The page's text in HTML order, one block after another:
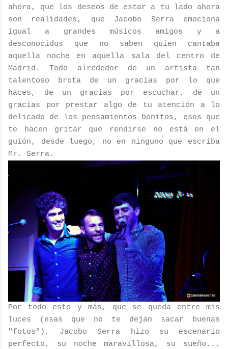
ahora, que los deseos de estar a tu lado ahora
son realidades, que Jacobo Serra emociona
igual a grandes músicos amigos y a
desconocidos que no saben quien cantaba
aquella noche en aquella sala del centro de
Madrid. Todo alrededor de un artista tan
talentoso brota de un gracias por lo que
haces, de un gracias por escuchar, de un
gracias por prestar algo de tu atención a lo
delicado de los pensamientos bonitos, esos que
te hacen gritar que rendirse no está en el
guión, desde luego, no en ninguno que escriba
Mr. Serra.
Por todo esto y más, que se queda entre mis
luces (esas que no te dejan sacar buenas
"fotos"), Jacobo Serra hizo su escenario
perfecto, su noche maravillosa, su sueño...